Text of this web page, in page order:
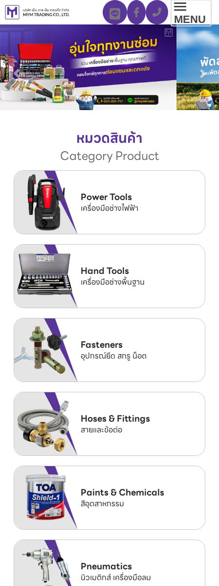
MENU
หมวดสินค้า
Category Product
Power Tools
เครื่องมือช่างไฟฟ้า
Hand Tools
เครื่องมือช่างพื้นฐาน
Fasteners
อุปกรณ์ยึด สกรู น็อต
Hoses & Fittings
สายและข้อต่อ
Paints & Chemicals
สีอุตสาหกรรม
Pneumatics
นิวเมติกส์ เครื่องมือลม